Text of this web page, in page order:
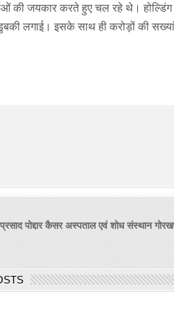
जयकार करते हुए चल रहे थे। होल्डिंग
लगाई। इसके साथ ही करोड़ों की सख्यां
पोद्दार कैसर अस्पताल एवं शोध संस्थान